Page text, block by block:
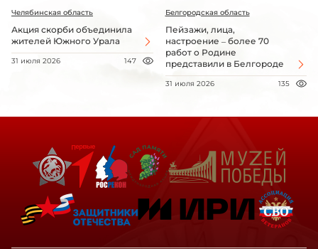
Челябинская область
Акция скорби объединила
жителей Южного Урала
31 июля 2026 147
Белгородская область
Пейзажи, лица,
настроение – более 70
работ о Родине
представили в Белгороде
31 июля 2026 135